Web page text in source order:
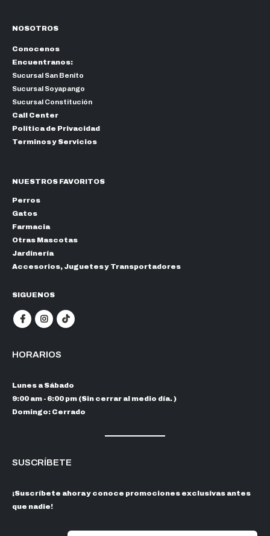
NOSOTROS
Conocenos
Encuentranos:
Sucursal San Benito
Sucursal Soyapango
Sucursal Constitución
Call Center
Politica de Privacidad
Terminos y Servicios
NUESTROS FAVORITOS
Perros
Gatos
Farmacia
Otras Mascotas
Jardinería
Accesorios, Juguetes y Transportadores
SIGUENOS
HORARIOS
Lunes a Sábado
9:00 am - 6:00 pm (Sin cerrar al medio día. )
Domingo: Cerrado
SUSCRÍBETE
¡Suscríbete ahora y conoce promociones exclusivas antes
que nadie!